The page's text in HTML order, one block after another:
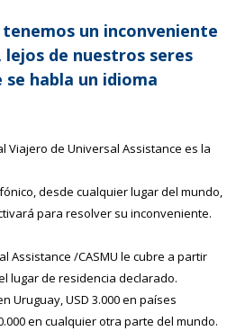
tenemos un inconveniente
de nuestros seres
habla un idioma
Viajero de Universal Assistance es la
desde cualquier lugar del mundo,
para resolver su inconveniente.
Assistance /CASMU le cubre a partir
lugar de residencia declarado.
Uruguay, USD 3.000 en países
en cualquier otra parte del mundo.